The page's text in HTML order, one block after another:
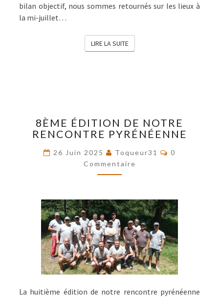
bilan objectif, nous sommes retournés sur les lieux à
la mi-juillet…
LIRE LA SUITELIRE LA SUITE
ÉDITION
DE
RENCONTRE
PYRÉNÉENNE
8ÈME ÉDITION DE NOTRE
RENCONTRE PYRÉNÉENNE
26 Juin 2025 Toqueur31
0
Commentaire
La huitième édition de notre rencontre pyrénéenne